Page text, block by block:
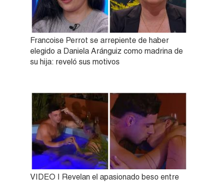
Francoise Perrot se arrepiente de haber
elegido a Daniela Aránguiz como madrina de
su hija: reveló sus motivos
VIDEO | Revelan el apasionado beso entre